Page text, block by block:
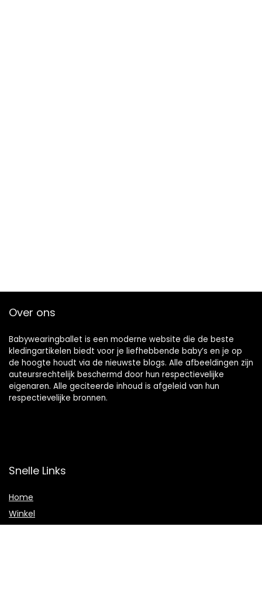
Over ons
Babywearingballet is een moderne website die de beste
kledingartikelen biedt voor je liefhebbende baby’s en je op
de hoogte houdt via de nieuwste blogs. Alle afbeeldingen zijn
auteursrechtelijk beschermd door hun respectievelijke
eigenaren. Alle geciteerde inhoud is afgeleid van hun
respectievelijke bronnen.
Snelle Links
Home
Winkel